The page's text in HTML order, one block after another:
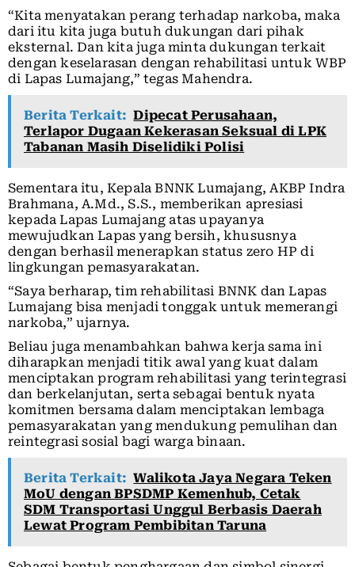
“Kita menyatakan perang terhadap narkoba, maka
dari itu kita juga butuh dukungan dari pihak
eksternal. Dan kita juga minta dukungan terkait
dengan keselarasan dengan rehabilitasi untuk WBP
di Lapas Lumajang,” tegas Mahendra.
Berita Terkait: Dipecat Perusahaan,
Terlapor Dugaan Kekerasan Seksual di LPK
Tabanan Masih Diselidiki Polisi
Sementara itu, Kepala BNNK Lumajang, AKBP Indra
Brahmana, A.Md., S.S., memberikan apresiasi
kepada Lapas Lumajang atas upayanya
mewujudkan Lapas yang bersih, khususnya
dengan berhasil menerapkan status zero HP di
lingkungan pemasyarakatan.
“Saya berharap, tim rehabilitasi BNNK dan Lapas
Lumajang bisa menjadi tonggak untuk memerangi
narkoba,” ujarnya.
Beliau juga menambahkan bahwa kerja sama ini
diharapkan menjadi titik awal yang kuat dalam
menciptakan program rehabilitasi yang terintegrasi
dan berkelanjutan, serta sebagai bentuk nyata
komitmen bersama dalam menciptakan lembaga
pemasyarakatan yang mendukung pemulihan dan
reintegrasi sosial bagi warga binaan.
Berita Terkait: Walikota Jaya Negara Teken
MoU dengan BPSDMP Kemenhub, Cetak
SDM Transportasi Unggul Berbasis Daerah
Lewat Program Pembibitan Taruna